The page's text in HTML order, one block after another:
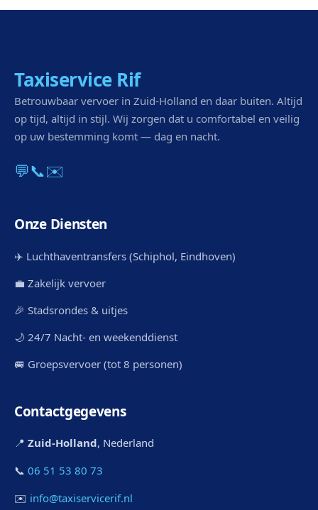
Taxiservice Rif
Betrouwbaar vervoer in Zuid-Holland en daar buiten. Altijd
op tijd, altijd in stijl. Wij zorgen dat u comfortabel en veilig
op uw bestemming komt — dag en nacht.
💬📞✉️
Onze Diensten
✈️ Luchthaventransfers (Schiphol, Eindhoven)
💼 Zakelijk vervoer
🎉 Stadsrondes & uitjes
🌙 24/7 Nacht- en weekenddienst
🚐 Groepsvervoer (tot 8 personen)
Contactgegevens
📍 Zuid-Holland, Nederland
📞 06 51 53 80 73
✉️ info@taxiservicerif.nl